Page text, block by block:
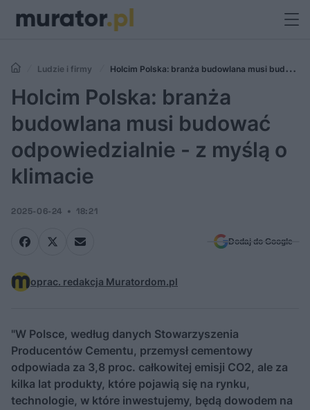
Ludzie i firmy
Holcim Polska: branża budowlana musi budować
odpowiedzialnie - z myślą o klimacie
Holcim Polska: branża
budowlana musi budować
odpowiedzialnie - z myślą o
klimacie
2025-06-24 18:21
Dodaj do Google
oprac. redakcja Muratordom.pl
"W Polsce, według danych Stowarzyszenia
Producentów Cementu, przemysł cementowy
odpowiada za 3,8 proc. całkowitej emisji CO2, ale za
kilka lat produkty, które pojawią się na rynku,
technologie, w które inwestujemy, będą dowodem na